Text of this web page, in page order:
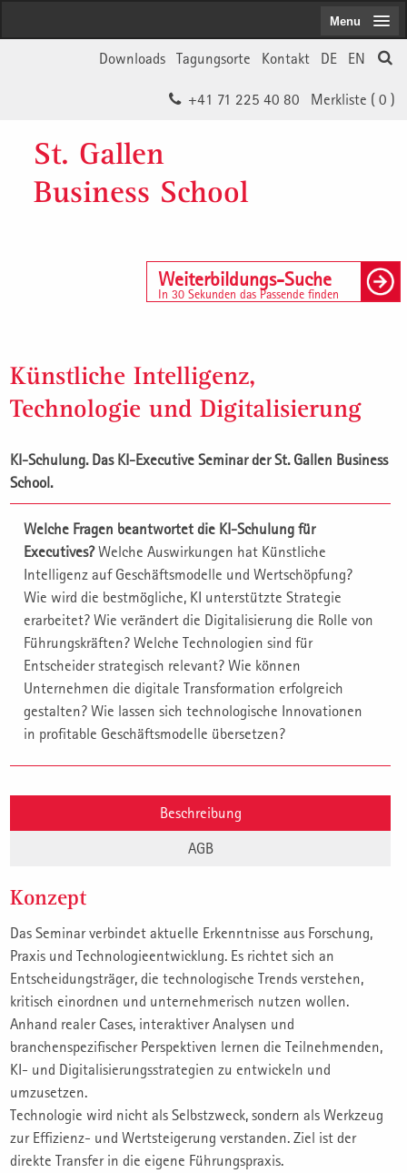
EN
DE
Kontakt
Tagungsorte
Downloads
Merkliste ( 0 )
+41 71 225 40 80
St. Gallen
Business School
Weiterbildungs-Suche
In 30 Sekunden das Passende finden
Menu
Künstliche Intelligenz,
Technologie und Digitalisierung
KI-Schulung. Das KI-Executive Seminar der St. Gallen Business
School.
Welche Fragen beantwortet die KI-Schulung für
Executives?Welche Auswirkungen hat Künstliche
Intelligenz auf Geschäftsmodelle und Wertschöpfung?
Wie wird die bestmögliche, KI unterstützte Strategie
erarbeitet? Wie verändert die Digitalisierung die Rolle von
Führungskräften? Welche Technologien sind für
Entscheider strategisch relevant? Wie können
Unternehmen die digitale Transformation erfolgreich
gestalten? Wie lassen sich technologische Innovationen
in profitable Geschäftsmodelle übersetzen?
Beschreibung
AGB
Konzept
Das Seminar verbindet aktuelle Erkenntnisse aus Forschung,
Praxis und Technologieentwicklung. Es richtet sich an
Entscheidungsträger, die technologische Trends verstehen,
kritisch einordnen und unternehmerisch nutzen wollen.
Anhand realer Cases, interaktiver Analysen und
branchenspezifischer Perspektiven lernen die Teilnehmenden,
KI- und Digitalisierungsstrategien zu entwickeln und
umzusetzen.
Technologie wird nicht als Selbstzweck, sondern als Werkzeug
zur Effizienz- und Wertsteigerung verstanden. Ziel ist der
direkte Transfer in die eigene Führungspraxis.